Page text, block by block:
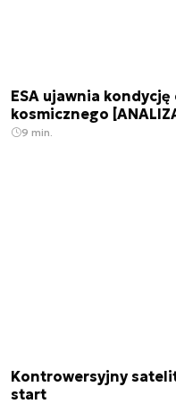
ESA ujawnia
kosmicznego
9 min.
Kontrowersyjny
start